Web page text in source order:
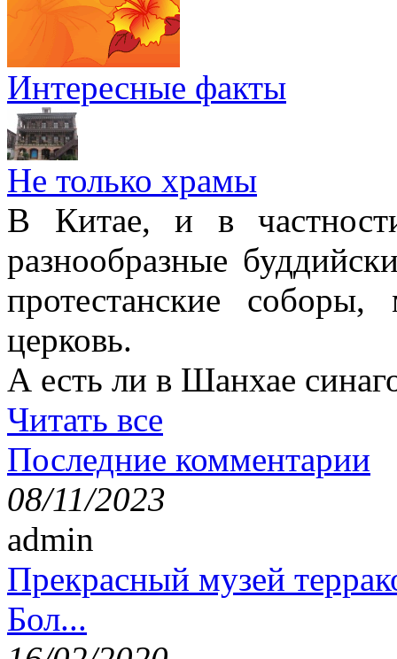
Интересные факты
Не только храмы
В Китае, и в
разнообразные
протестанские
церковь.
А есть ли в Шанхае
Читать все
Последние комментарии
08/11/2023
admin
Прекрасный музей
Бол...